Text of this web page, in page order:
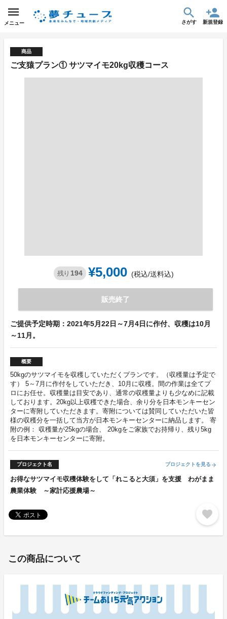
メニュー さがす 新規登録
商品
ご支猿プラン① サツマイモ20kg収穫コース
残り 194 ¥5,000 (税込/送料込)
販売終了
ご提供予定時期：2021年5月22日～7月4日に作付、収穫は10月
～11月。
概要
50kgのサツマイモを収穫していただくプランです。（収穫量は予定で
す） 5～7月に作付をしていただき、10月に収穫。間の作業は全てプ
ロにお任せ。収穫量は目安であり、通常の収穫量よりも少なめに記載
しております。20kg以上収穫できた場合、余り分を日本モンキーセン
ターに寄附していただきます。寄附については賛同していただいた皆
様の収穫分を一括して当方が日本モンキーセンターに納品します。 寄
附の例： 収穫量が25kgの場合、 20kgをご家族でお持帰り、残り5kg
を日本モンキーセンターに寄附。
プロジェクト名 プロジェクトを見る arrow_forward
お得なサツマイモ収穫体験をして「れこると大須」を支援 わがまま
農業体験 ～家計応援農場～
favorite
この商品について